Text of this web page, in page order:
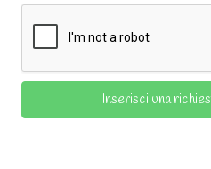
Inserisci una